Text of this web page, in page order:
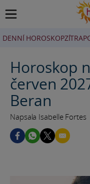
DENNÍ HOROSKOPZÍTRA
Horoskop
červen
Beran
Napsala Isabelle Fortes